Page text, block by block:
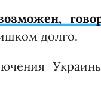
долго.